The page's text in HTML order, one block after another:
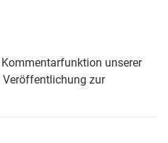
unserer
zur